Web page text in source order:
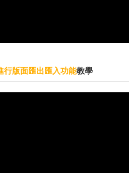
行版面匯出匯入功能教學